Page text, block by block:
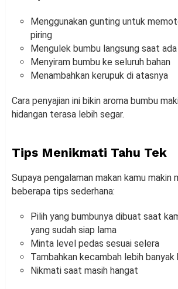
Menggunakan gunting untuk
piring
Mengulek bumbu langsung saat
Menyiram bumbu ke seluruh bahan
Menambahkan kerupuk di atasnya
Cara penyajian ini bikin aroma bumbu
hidangan terasa lebih segar.
Tips Menikmati Tahu Tek
Supaya pengalaman makan kamu makin
beberapa tips sederhana:
Pilih yang bumbunya dibuat saat
yang sudah siap lama
Minta level pedas sesuai selera
Tambahkan kecambah lebih banyak
Nikmati saat masih hangat